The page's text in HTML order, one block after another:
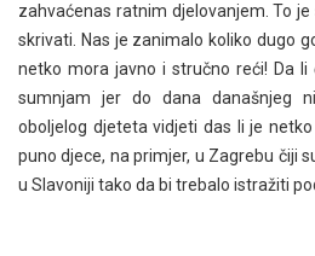
zahvaćenas ratnim djelovanjem. To
skrivati. Nas je zanimalo koliko dugo
netko mora javno i stručno reći! Da
sumnjam jer do dana današnjeg
oboljelog djeteta vidjeti das li je
puno djece, na primjer, u Zagrebu čiji
u Slavoniji tako da bi trebalo istražiti